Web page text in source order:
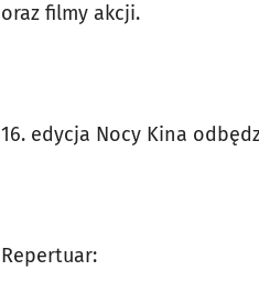
oraz filmy akcji.
16. edycja Nocy Kina
Repertuar: